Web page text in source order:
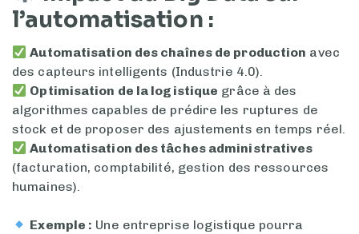
l’automatisation :
Automatisation des chaînes de production avec
des capteurs intelligents (Industrie 4.0).
Optimisation de la logistique grâce à des
algorithmes capables de prédire les ruptures de
stock et de proposer des ajustements en temps réel.
Automatisation des tâches administratives
(facturation, comptabilité, gestion des ressources
humaines).
Exemple : Une entreprise logistique pourra